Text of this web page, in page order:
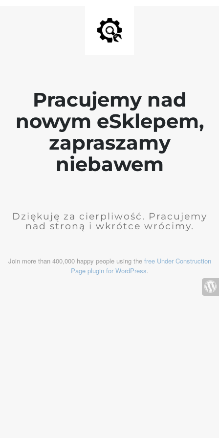
Pracujemy nad
nowym eSklepem,
zapraszamy
niebawem
Dziękuję za cierpliwość. Pracujemy
nad stroną i wkrótce wrócimy.
Join more than 400,000 happy people using the free Under Construction
Page plugin for WordPress.